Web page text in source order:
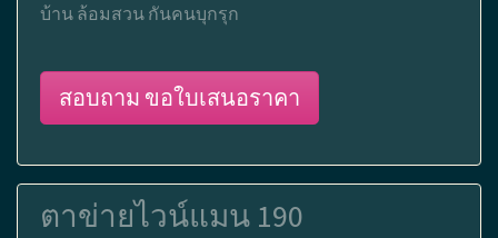
บ้าน ล้อมสวน กันคนบุกรุก
สอบถาม ขอใบเสนอราคา
ตาข่ายไวน์แมน 190